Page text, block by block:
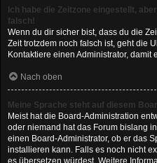
Ich habe die Zeitzone eingestellt,
falsch!
Wenn du dir sicher bist, dass du die
Zeit trotzdem noch falsch ist, geht die
Kontaktiere einen Administrator,
Nach oben
Meine Sprache steht auf diesem
Meist hat die Board-Administration
oder niemand hat das Forum bislang
einen Board-Administrator, ob er das
installieren kann. Falls es noch nicht
es übersetzen würdest. Weitere